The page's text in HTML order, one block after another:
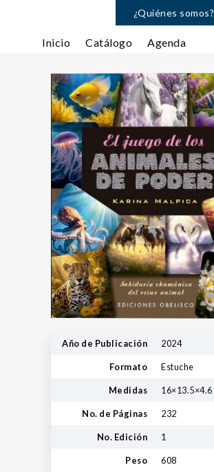
¿Quiénes somos?
Inicio Catálogo Agenda
Año de Publicación 2024
Formato Estuche
Medidas 16×13.5×4.6
No. de Páginas 232
No. Edición 1
Peso 608